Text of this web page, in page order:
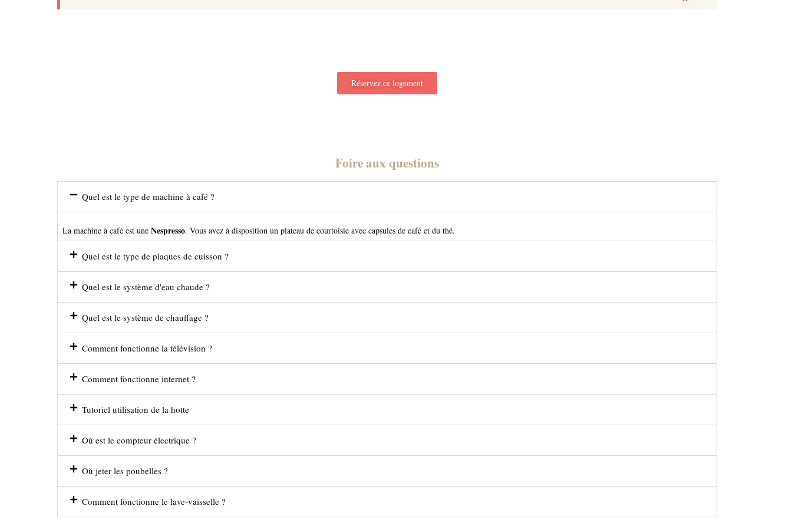
Réservez ce logement
Foire aux questions
Quel est le type de machine à café ?
La machine à café est une Nespresso. Vous avez à disposition un plateau de courtoisie avec capsules de café et du thé.
Quel est le type de plaques de cuisson ?
Quel est le système d'eau chaude ?
Quel est le système de chauffage ?
Comment fonctionne la télévision ?
Comment fonctionne internet ?
Tutoriel utilisation de la hotte
Où est le compteur électrique ?
Où jeter les poubelles ?
Comment fonctionne le lave-vaisselle ?